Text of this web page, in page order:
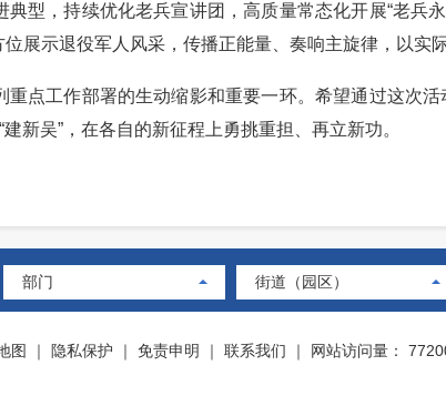
型，持续优化老兵宣讲团，高质量常态化开展“老兵
展示退役军人风采，传播正能量、奏响主旋律，以实
工作部署的生动缩影和重要一环。希望通过这次活
新吴”，在各自的新征程上勇挑重担、再立新功。
部门 街道（园区）
图 ｜ 隐私保护 ｜ 免责申明 ｜ 联系我们 ｜ 网站访问量：